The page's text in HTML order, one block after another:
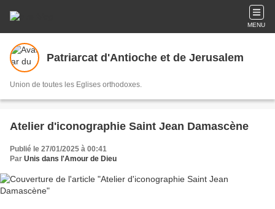
MENU
Patriarcat d'Antioche et de Jerusalem
Union de toutes les Eglises orthodoxes.
Atelier d'iconographie Saint Jean Damascène
Publié le 27/01/2025 à 00:41
Par Unis dans l'Amour de Dieu